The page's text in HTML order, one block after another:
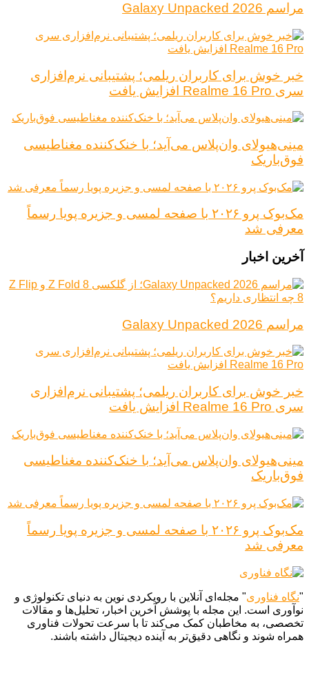
مراسم Galaxy Unpacked 2026
خبر خوش برای کاربران ریلمی؛ پشتیبانی نرم‌افزاری
سری Realme 16 Pro افزایش یافت
مینی‌هیولای وان‌پلاس می‌آید؛ با خنک‌کننده مغناطیسی
فوق‌باریک
مک‌بوک پرو ۲۰۲۶ با صفحه لمسی و جزیره پویا رسماً
معرفی شد
آخرین اخبار
مراسم Galaxy Unpacked 2026
خبر خوش برای کاربران ریلمی؛ پشتیبانی نرم‌افزاری
سری Realme 16 Pro افزایش یافت
مینی‌هیولای وان‌پلاس می‌آید؛ با خنک‌کننده مغناطیسی
فوق‌باریک
مک‌بوک پرو ۲۰۲۶ با صفحه لمسی و جزیره پویا رسماً
معرفی شد
"نگاه فناوری" مجله‌ای آنلاین با رویکردی نوین به دنیای تکنولوژی و
نوآوری است. این مجله با پوشش آخرین اخبار، تحلیل‌ها و مقالات
تخصصی، به مخاطبان کمک می‌کند تا با سرعت تحولات فناوری
همراه شوند و نگاهی دقیق‌تر به آینده دیجیتال داشته باشند.